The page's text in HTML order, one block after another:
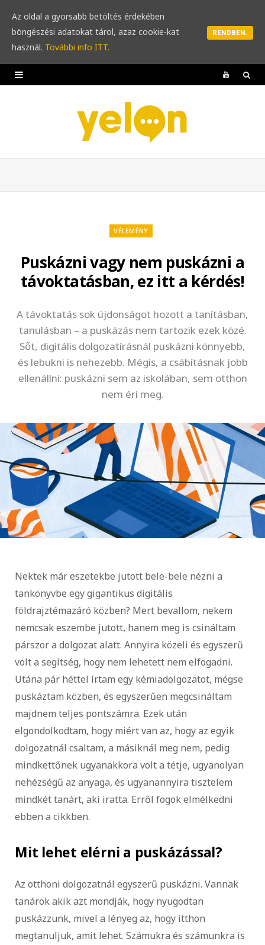
Y
u
VÉLEMÉNY
Puskázni vagy nem puskázni a
távoktatásban, ez itt a kérdés!
A távoktatás sok újdonságot hozott a tanításban,
tanulásban – a puskázás nem tartozik ezek közé.
Sőt, digitális dolgozatírásnál puskázni könnyebb,
és lebukni is nehezebb. Mégis, a csábításnak jobb
ellenállni: puskázni sem az iskolában, sem otthon
nem éri meg.
Nektek már eszetekbe jutott bele-bele nézni a
tankönyvbe egy gigantikus digitális
földrajztémazáró közben? Mert bevallom, nekem
nemcsak eszembe jutott, hanem meg is csináltam
párszor a dolgozat alatt. Annyira közeli és egyszerű
volt a segítség, hogy nem lehetett nem elfogadni.
Utána pár héttel írtam egy kémiadolgozatot, mégse
puskáztam közben, és egyszerűen megcsináltam
majdnem teljes pontszámra. Ezek után
elgondolkodtam, hogy miért van az, hogy az egyik
dolgozatnál csaltam, a másiknál meg nem, pedig
mindkettőnek ugyanakkora volt a tétje, ugyanolyan
nehézségű az anyaga, és ugyanannyira tisztelem
mindkét tanárt, aki iratta. Erről fogok elmélkedni
ebben a cikkben.
Mit lehet elérni a puskázással?
Az otthoni dolgozatnál egyszerű puskázni. Vannak
tanárok akik azt mondják, hogy nyugodtan
puskázzunk, mivel a lényeg az, hogy itthon
megtanuljuk, amit lehet. Számukra és számunkra is
Az oldal a gyorsabb betöltés érdekében
böngészési adatokat tárol, azaz cookie-kat
használ. További info ITT.
RENDBEN.